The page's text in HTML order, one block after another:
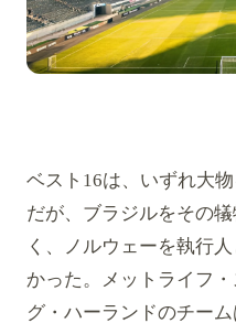
ベスト16は、いずれ大
だが、ブラジルをその
く、ノルウェーを執行
かった。メットライフ
グ・ハーランドのチー